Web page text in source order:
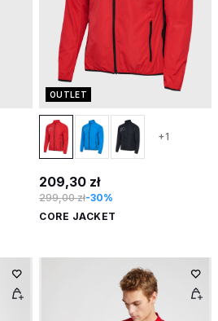
OUTLET
+1
209,30 zł
299,00 zł-30%
CORE JACKET